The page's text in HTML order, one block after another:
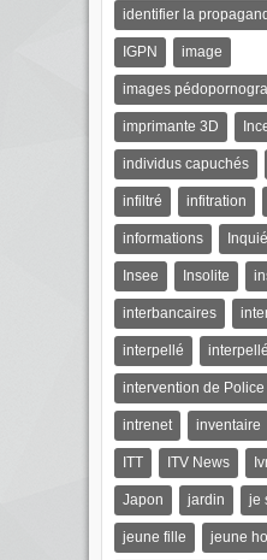
identifier la
IGPN image
images
imprimante 3D
individus capuchés
infiltré infitration
informations
Insee Insolite
interbancaires
interpellé
intervention de Police
intrenet inventaire
ITT ITV News
Japon jardin je
jeune fille jeune